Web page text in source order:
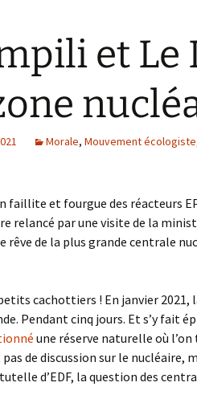
et
Morale, Mouvement écologiste
faillite et fourgue des réacteurs
relancé par une visite de la
rêve de la plus grande centrale
cachottiers ! En janvier
Pendant cinq jours. Et s’y fait
une réserve naturelle où l’on
de discussion sur le
d’EDF, la question des